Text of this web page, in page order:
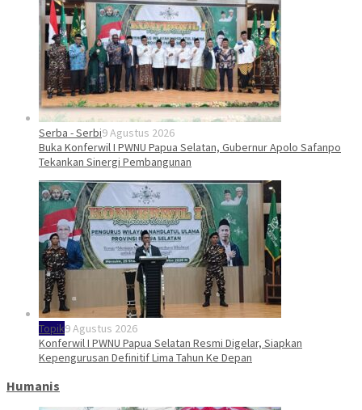
Serba - Serbi9 Agustus 2026
Buka Konferwil I PWNU Papua Selatan, Gubernur Apolo Safanpo
Tekankan Sinergi Pembangunan
Topik9 Agustus 2026
Konferwil I PWNU Papua Selatan Resmi Digelar, Siapkan
Kepengurusan Definitif Lima Tahun Ke Depan
Humanis